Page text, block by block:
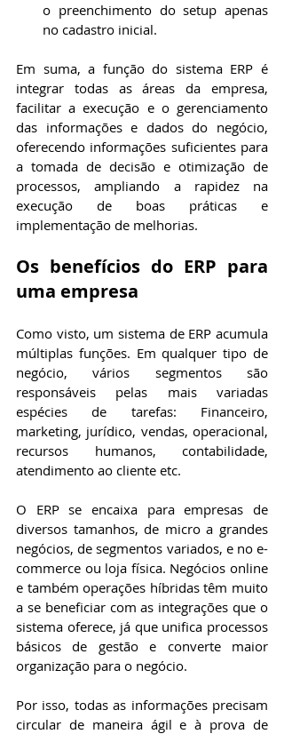
o preenchimento do setup apenas
no cadastro inicial.
Em suma, a função do sistema ERP é
integrar todas as áreas da empresa,
facilitar a execução e o gerenciamento
das informações e dados do negócio,
oferecendo informações suficientes para
a tomada de decisão e otimização de
processos, ampliando a rapidez na
execução de boas práticas e
implementação de melhorias.
Os benefícios do ERP para
uma empresa
Como visto, um sistema de ERP acumula
múltiplas funções. Em qualquer tipo de
negócio, vários segmentos são
responsáveis pelas mais variadas
espécies de tarefas: Financeiro,
marketing, jurídico, vendas, operacional,
recursos humanos, contabilidade,
atendimento ao cliente etc.
O ERP se encaixa para empresas de
diversos tamanhos, de micro a grandes
negócios, de segmentos variados, e no e-
commerce ou loja física. Negócios online
e também operações híbridas têm muito
a se beneficiar com as integrações que o
sistema oferece, já que unifica processos
básicos de gestão e converte maior
organização para o negócio.
Por isso, todas as informações precisam
circular de maneira ágil e à prova de